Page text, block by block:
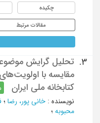
چکیده
مقالات مرتبط
3.
تحلیل گرایش
مقایسه با
کتابخانه ملی ایران
نویسنده : خانی‌ پور، رضا ؛
محبوبه ؛